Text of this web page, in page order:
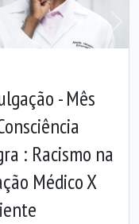
- Mês
: Racismo na
Médico X